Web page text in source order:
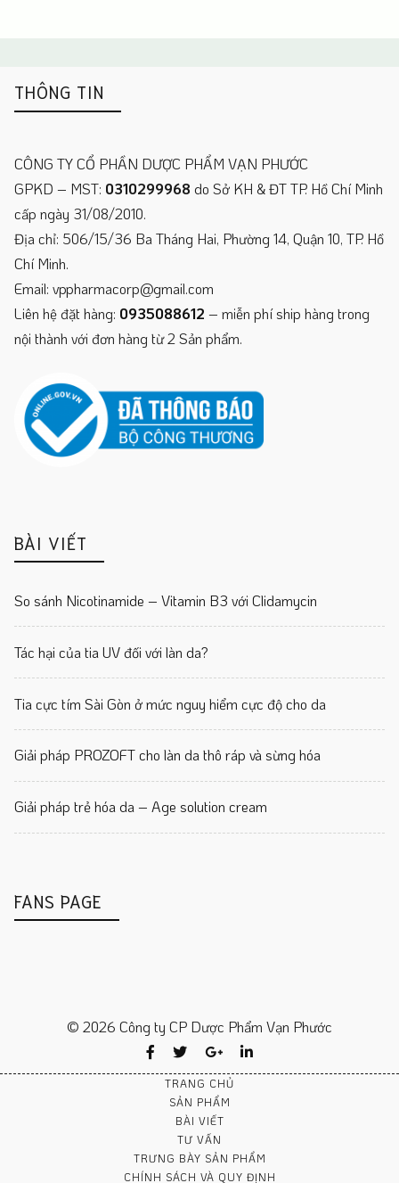
THÔNG TIN
CÔNG TY CỔ PHẦN DƯỢC PHẨM VẠN PHƯỚC
GPKD – MST: 0310299968 do Sở KH & ĐT TP. Hồ Chí Minh
cấp ngày 31/08/2010.
Địa chỉ: 506/15/36 Ba Tháng Hai, Phường 14, Quận 10, TP. Hồ
Chí Minh.
Email: vppharmacorp@gmail.com
Liên hệ đặt hàng: 0935088612 – miễn phí ship hàng trong
nội thành với đơn hàng từ 2 Sản phẩm.
BÀI VIẾT
So sánh Nicotinamide – Vitamin B3 với Clidamycin
Tác hại của tia UV đối với làn da?
Tia cực tím Sài Gòn ở mức nguy hiểm cực độ cho da
Giải pháp PROZOFT cho làn da thô ráp và sừng hóa
Giải pháp trẻ hóa da – Age solution cream
FANS PAGE
© 2026 Công ty CP Dược Phẩm Vạn Phước
TRANG CHỦ
SẢN PHẨM
BÀI VIẾT
TƯ VẤN
TRƯNG BÀY SẢN PHẨM
CHÍNH SÁCH VÀ QUY ĐỊNH